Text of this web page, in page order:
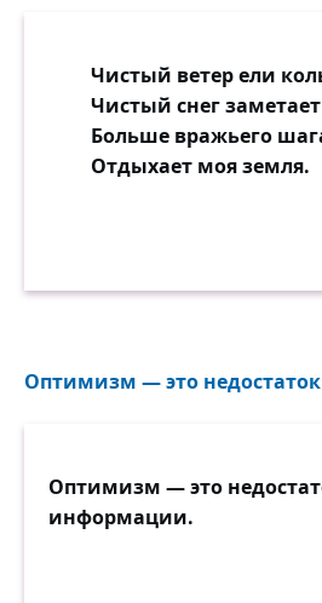
Чистый ветер ели
Чистый снег
Больше вражьего
Отдыхает моя земля.
Оптимизм — это
Оптимизм — это
информации.